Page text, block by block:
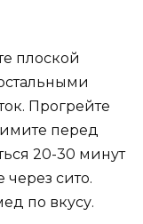
плоской
Прогрейте
перед
20-30 минут
сито.
по вкусу.